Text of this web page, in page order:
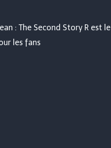
: The Second Story R est le
les fans